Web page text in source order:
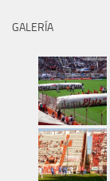
GALERÍA